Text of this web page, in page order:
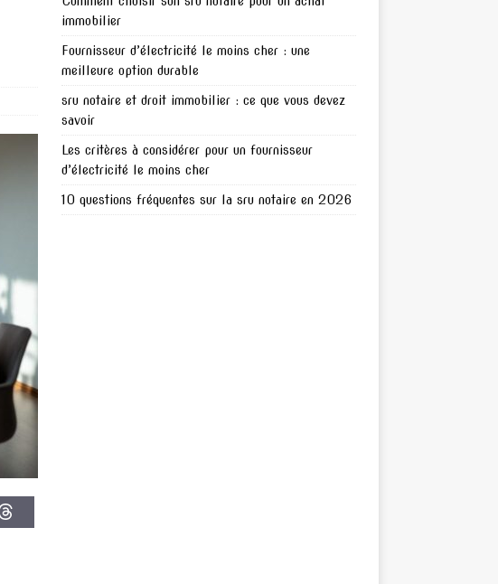
immobilier
Fournisseur d’électricité le moins cher : une
meilleure option durable
sru notaire et droit immobilier : ce que vous devez
savoir
Les critères à considérer pour un fournisseur
d’électricité le moins cher
10 questions fréquentes sur la sru notaire en 2026